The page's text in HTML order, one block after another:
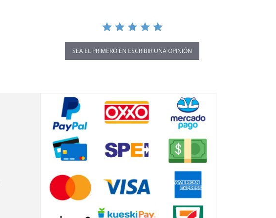
SEA EL PRIMERO EN ESCRIBIR UNA OPINIÓN